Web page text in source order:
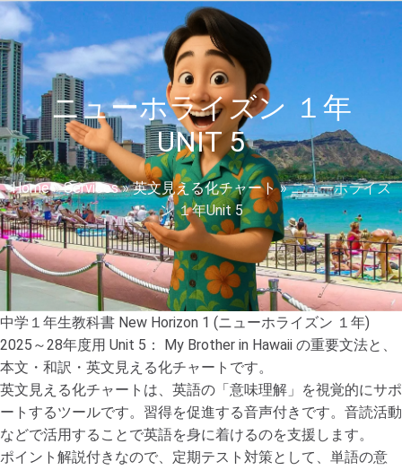
ニューホライズン １年
UNIT 5
Home»Services»英文見える化チャート»ニューホライズ
ン １年Unit 5
中学１年生教科書 New Horizon 1 (ニューホライズン １年)
2025～28年度用 Unit 5： My Brother in Hawaii の重要文法と、
本文・和訳・英文見える化チャートです。
英文見える化チャートは、英語の「意味理解」を視覚的にサポ
ートするツールです。習得を促進する音声付きです。音読活動
などで活用することで英語を身に着けるのを支援します。
ポイント解説付きなので、定期テスト対策として、単語の意